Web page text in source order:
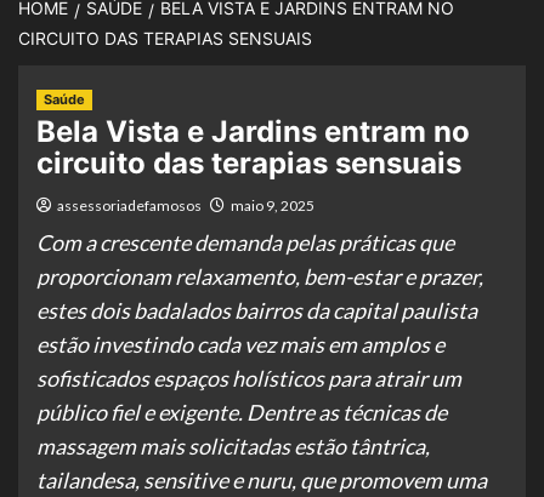
HOME SAÚDE
BELA VISTA E JARDINS ENTRAM NO
CIRCUITO DAS TERAPIAS SENSUAIS
Saúde
Bela Vista e Jardins entram no
circuito das terapias sensuais
assessoriadefamosos maio 9, 2025
Com a crescente demanda pelas práticas que
proporcionam relaxamento, bem-estar e prazer,
estes dois badalados bairros da capital paulista
estão investindo cada vez mais em amplos e
sofisticados espaços holísticos para atrair um
público fiel e exigente. Dentre as técnicas de
massagem mais solicitadas estão tântrica,
tailandesa, sensitive e nuru, que promovem uma